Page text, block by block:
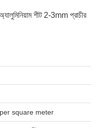
শীট 2-3mm প্রাচীর
square meter